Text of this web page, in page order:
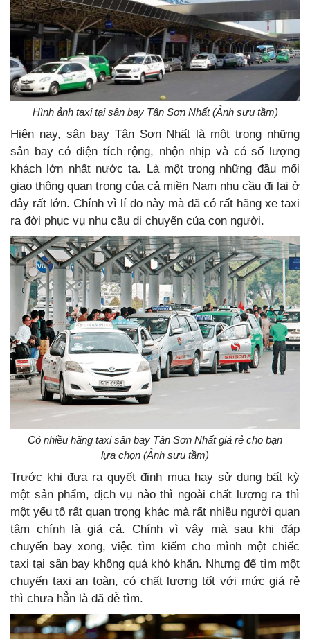
Hình ảnh taxi tại sân bay Tân Sơn Nhất (Ảnh sưu tầm)
Hiện nay, sân bay Tân Sơn Nhất là một trong những
sân bay có diện tích rộng, nhộn nhịp và có số lượng
khách lớn nhất nước ta. Là một trong những đầu mối
giao thông quan trọng của cả miền Nam nhu cầu đi lại ở
đây rất lớn. Chính vì lí do này mà đã có rất hãng xe taxi
ra đời phục vụ nhu cầu di chuyển của con người.
Có nhiều hãng taxi sân bay Tân Sơn Nhất giá rẻ cho bạn
lựa chọn (Ảnh sưu tầm)
Trước khi đưa ra quyết định mua hay sử dụng bất kỳ
một sản phẩm, dịch vụ nào thì ngoài chất lượng ra thì
một yếu tố rất quan trọng khác mà rất nhiều người quan
tâm chính là giá cả. Chính vì vậy mà sau khi đáp
chuyến bay xong, việc tìm kiếm cho mình một chiếc
taxi tại sân bay không quá khó khăn. Nhưng để tìm một
chuyến taxi an toàn, có chất lượng tốt với mức giá rẻ
thì chưa hẳn là đã dễ tìm.